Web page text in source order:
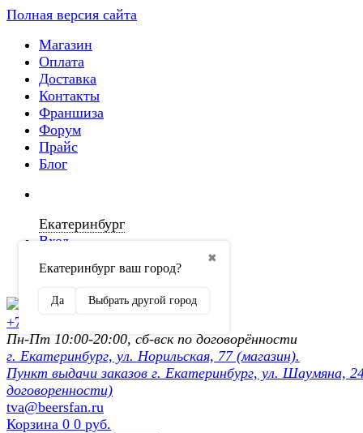
Полная версия сайта
Магазин
Оплата
Доставка
Контакты
Франшиза
Форум
Прайс
Блог
Екатеринбург
✖
Екатеринбург ваш город?
Да Выбрать другой город
Вход
Регистрация
+7 (902) 872-54-70
Пн-Пт 10:00-20:00, сб-вск по договорённости
г. Екатеринбург, ул. Норильская, 77 (магазин).
Пункт выдачи заказов г. Екатеринбург, ул. Шаумяна,
договоренности)
tva@beersfan.ru
Корзина 0 0 руб.